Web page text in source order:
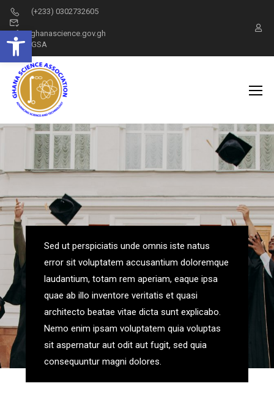
Open toolbar
(+233) 0302732605
info@ghanascience.gov.gh
GSA
Sed ut perspiciatis unde omnis iste natus
error sit voluptatem accusantium doloremque
laudantium, totam rem aperiam, eaque ipsa
quae ab illo inventore veritatis et quasi
architecto beatae vitae dicta sunt explicabo.
Nemo enim ipsam voluptatem quia voluptas
sit aspernatur aut odit aut fugit, sed quia
consequuntur magni dolores.